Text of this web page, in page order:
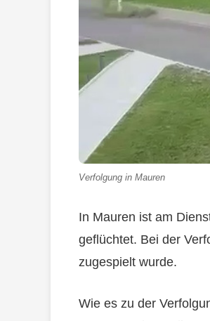
Verfolgung in Mauren
In Mauren ist am
geflüchtet. Bei der
zugespielt wurde.
Wie es zu der